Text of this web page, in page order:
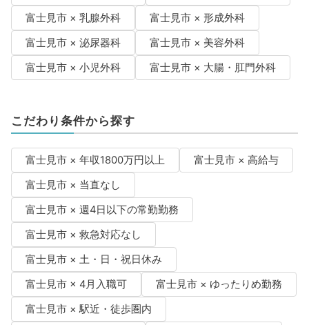
富士見市 × 乳腺外科
富士見市 × 形成外科
富士見市 × 泌尿器科
富士見市 × 美容外科
富士見市 × 小児外科
富士見市 × 大腸・肛門外科
こだわり条件から探す
富士見市 × 年収1800万円以上
富士見市 × 高給与
富士見市 × 当直なし
富士見市 × 週4日以下の常勤勤務
富士見市 × 救急対応なし
富士見市 × 土・日・祝日休み
富士見市 × 4月入職可
富士見市 × ゆったりめ勤務
富士見市 × 駅近・徒歩圏内